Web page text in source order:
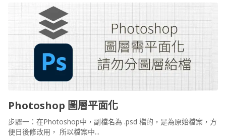
Photoshop 圖層平面化
步驟一：在Photoshop中，副檔名為 .psd 檔的，是為原始檔案，方
便日後修改用， 所以檔案中...